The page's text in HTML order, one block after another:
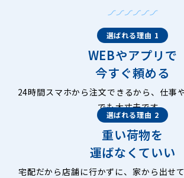
選ばれる理由 1
WEBやアプリで
今すぐ頼める
24時間スマホから注文できるから、仕事
でも大丈夫です。
選ばれる理由 2
重い荷物を
運ばなくていい
宅配だから店舗に行かずに、家から出せ